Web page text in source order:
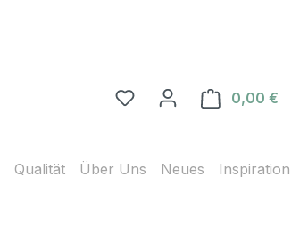
0,00 €
Qualität Über Uns Neues Inspiration